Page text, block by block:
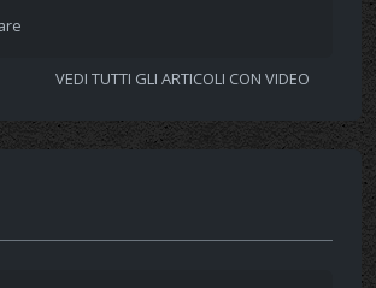
VEDI TUTTI GLI ARTICOLI CON VIDEO